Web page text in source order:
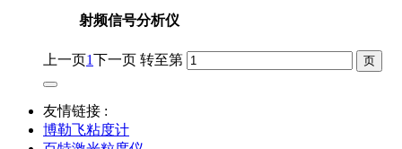
射频信号分析仪
上一页1下一页 转至第
友情链接 :
博勒飞粘度计